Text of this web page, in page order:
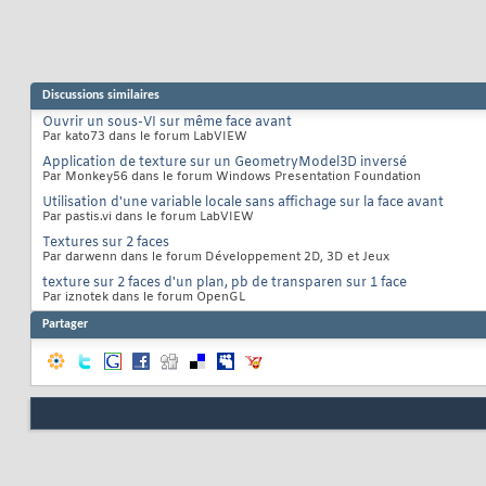
Discussions similaires
Ouvrir un sous-VI sur même face avant
Par kato73 dans le forum LabVIEW
Application de texture sur un GeometryModel3D inversé
Par Monkey56 dans le forum Windows Presentation Foundation
Utilisation d'une variable locale sans affichage sur la face avant
Par pastis.vi dans le forum LabVIEW
Textures sur 2 faces
Par darwenn dans le forum Développement 2D, 3D et Jeux
texture sur 2 faces d'un plan, pb de transparen sur 1 face
Par iznotek dans le forum OpenGL
Partager